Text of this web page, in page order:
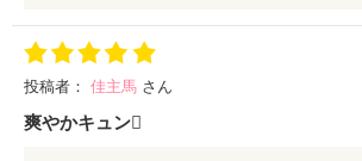
夏にピッタリな、短いけど爽やかなラブスト
投稿者： 佳主馬 さん
爽やかキュン